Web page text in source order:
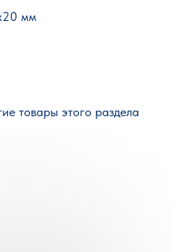
мм
товары этого раздела